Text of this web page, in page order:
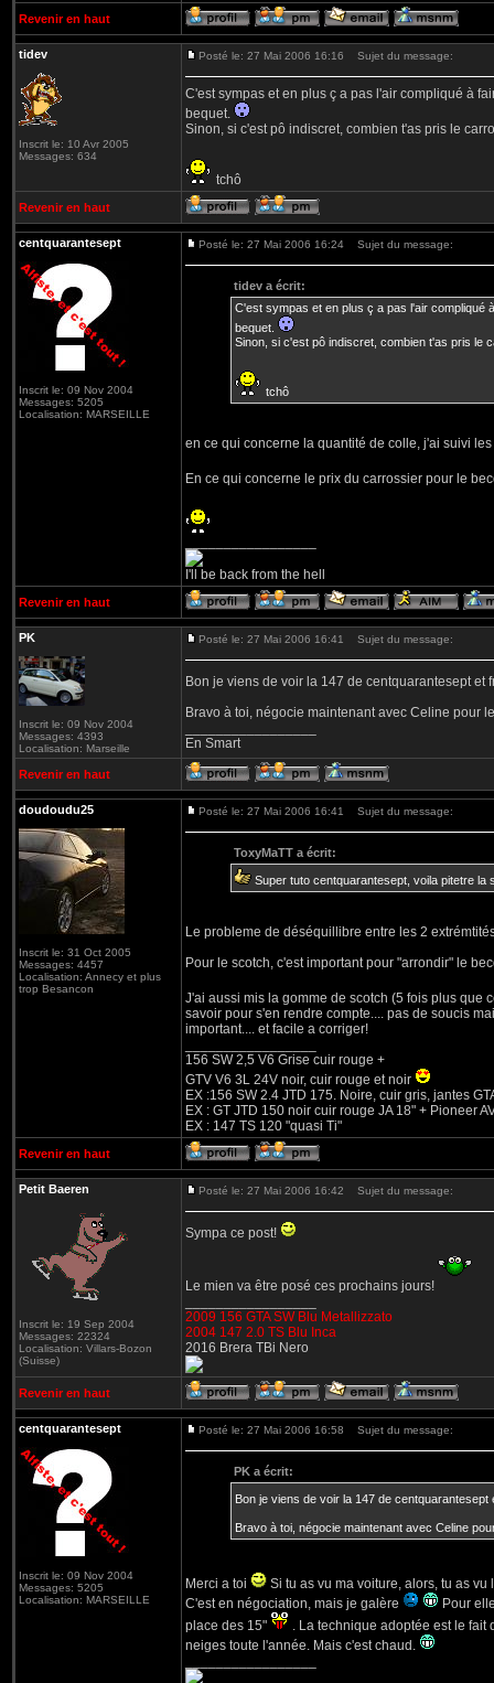
Revenir en haut
tidev
Inscrit le: 10 Avr 2005
Messages: 634
Posté le: 27 Mai 2006 16:16 Sujet du message:
C'est sympas et en plus ç a pas l'air compliqué à
bequet.
Sinon, si c'est pô indiscret, combien t'as pris le
tchô
Revenir en haut
centquarantesept
Inscrit le: 09 Nov 2004
Messages: 5205
Localisation: MARSEILLE
Posté le: 27 Mai 2006 16:24 Sujet du message:
tidev a écrit:
C'est sympas et en plus ç a pas l'air compliqué
bequet.
Sinon, si c'est pô indiscret, combien t'as pris le
tchô
en ce qui concerne la quantité de colle, j'ai suivi
En ce qui concerne le prix du carrossier pour le
I'll be back from the hell
Revenir en haut
PK
Inscrit le: 09 Nov 2004
Messages: 4393
Localisation: Marseille
Posté le: 27 Mai 2006 16:41 Sujet du message:
Bon je viens de voir la 147 de centquarantesept
Bravo à toi, négocie maintenant avec Celine pour
En Smart
Revenir en haut
doudoudu25
Inscrit le: 31 Oct 2005
Messages: 4457
Localisation: Annecy et plus
trop Besancon
Posté le: 27 Mai 2006 16:41 Sujet du message:
ToxyMaTT a écrit:
Super tuto centquarantesept, voila pitetre
Le probleme de déséquillibre entre les 2
Pour le scotch, c'est important pour "arrondir" le
J'ai aussi mis la gomme de scotch (5 fois plus que
savoir pour s'en rendre compte.... pas de soucis
important.... et facile a corriger!
156 SW 2,5 V6 Grise cuir rouge +
GTV V6 3L 24V noir, cuir rouge et noir
EX :156 SW 2.4 JTD 175. Noire, cuir gris, jantes
EX : GT JTD 150 noir cuir rouge JA 18" + Pioneer
EX : 147 TS 120 "quasi Ti"
Revenir en haut
Petit Baeren
Inscrit le: 19 Sep 2004
Messages: 22324
Localisation: Villars-Bozon
(Suisse)
Posté le: 27 Mai 2006 16:42 Sujet du message:
Sympa ce post!
Le mien va être posé ces prochains jours!
2009 156 GTA SW Blu Metallizzato
2004 147 2.0 TS Blu Inca
2016 Brera TBi Nero
Revenir en haut
centquarantesept
Inscrit le: 09 Nov 2004
Messages: 5205
Localisation: MARSEILLE
Posté le: 27 Mai 2006 16:58 Sujet du message:
PK a écrit:
Bon je viens de voir la 147 de
Bravo à toi, négocie maintenant avec Celine
Merci a toi
Si tu as vu ma voiture, alors, tu as
C'est en négociation, mais je galère
Pour
place des 15"
. La technique adoptée est le
neiges toute l'année. Mais c'est chaud.